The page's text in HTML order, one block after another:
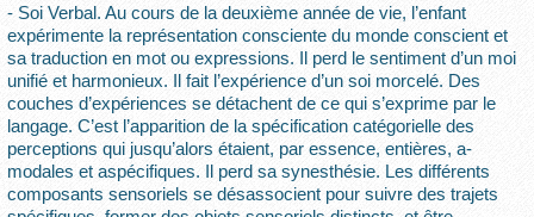
- Soi Verbal. Au cours de la deuxième année de vie, l’enfant
expérimente la représentation consciente du monde conscient et
sa traduction en mot ou expressions. Il perd le sentiment d’un moi
unifié et harmonieux. Il fait l’expérience d’un soi morcelé. Des
couches d’expériences se détachent de ce qui s’exprime par le
langage. C’est l’apparition de la spécification catégorielle des
perceptions qui jusqu’alors étaient, par essence, entières, a-
modales et aspécifiques. Il perd sa synesthésie. Les différents
composants sensoriels se désassocient pour suivre des trajets